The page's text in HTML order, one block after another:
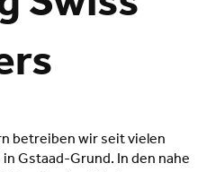
betreiben wir seit vielen
Gstaad-Grund. In den nahe